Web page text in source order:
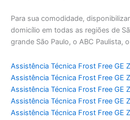
Para sua comodidade,
domicílio em todas as regiões de
grande São Paulo, o ABC Paulista,
Assistência Técnica Frost Free GE
Assistência Técnica Frost Free GE
Assistência Técnica Frost Free GE
Assistência Técnica Frost Free GE
Assistência Técnica Frost Free GE